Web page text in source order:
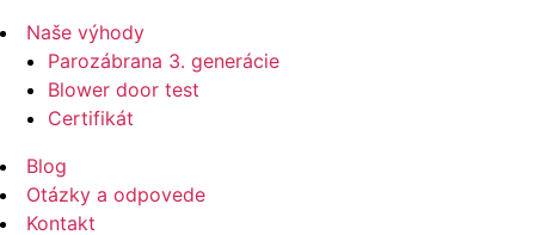
Naše výhody
Parozábrana 3. generácie
Blower door test
Certifikát
Blog
Otázky a odpovede
Kontakt